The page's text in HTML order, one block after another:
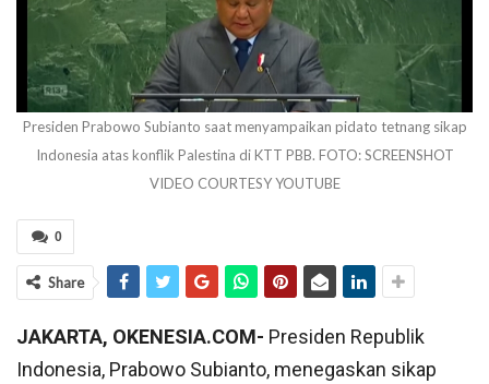
Presiden Prabowo Subianto saat menyampaikan pidato tetnang sikap
Indonesia atas konflik Palestina di KTT PBB. FOTO: SCREENSHOT
VIDEO COURTESY YOUTUBE
0
Share
JAKARTA, OKENESIA.COM- Presiden Republik
Indonesia, Prabowo Subianto, menegaskan sikap